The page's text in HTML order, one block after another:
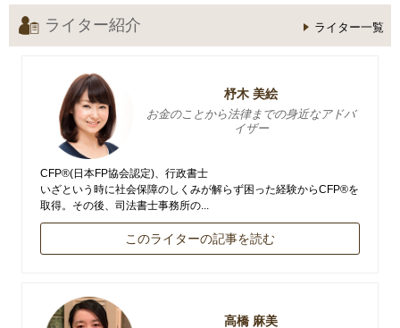
ライター紹介 ライター一覧
杼木 美絵
お金のことから法律までの身近なアドバ
イザー
CFP®(日本FP協会認定)、行政書士
いざという時に社会保障のしくみが解らず困った経験からCFP®を
取得。その後、司法書士事務所の...
このライターの記事を読む
高橋 麻美